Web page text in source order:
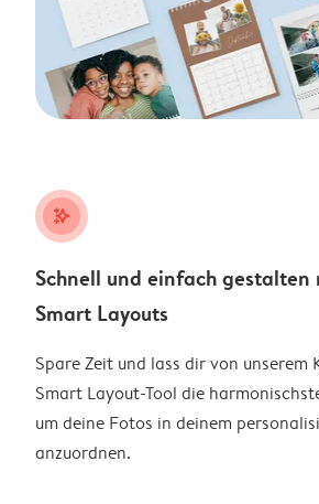
stars_plus
Schnell und einfach gestalten
Smart Layouts
Spare Zeit und lass dir von unserem
Smart Layout-Tool die
um deine Fotos in deinem
anzuordnen.